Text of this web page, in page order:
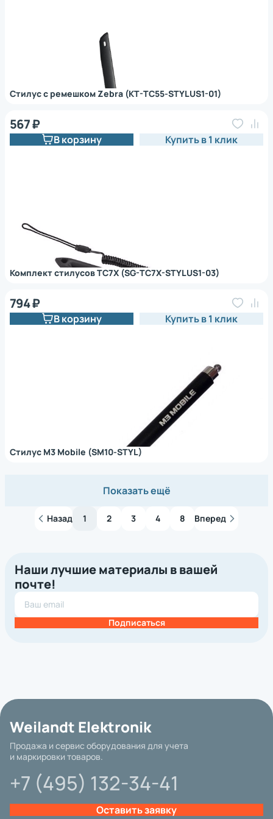
Стилус с ремешком Zebra (KT-TC55-STYLUS1-01)
Комплект стилусов TC7X (SG-TC7X-STYLUS1-03)
567 ₽
В корзину Купить в 1 клик
Стилус M3 Mobile (SM10-STYL)
794 ₽
В корзину Купить в 1 клик
Показать ещё
Назад 1 2 3 4 8 Вперед
Наши лучшие материалы в вашей
почте!
Подписаться
Weilandt Elektronik
Продажа и сервис оборудования для учета
и маркировки товаров.
+7 (495) 132-34-41
Оставить заявку